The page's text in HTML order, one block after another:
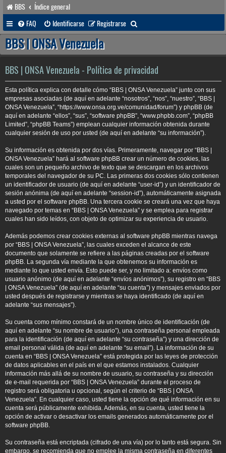
BBS
Índice general
FAQ
Identificarse Registrarse
u
a
r
BBS | ONSA Venezuela
BBS | ONSA Venezuela - Política de privacidad
Esta política explica con detalle cómo “BBS | ONSA Venezuela” junto con sus
empresas asociadas (de aquí en adelante “nosotros”, “nos”, “nuestro”, “BBS |
ONSA Venezuela”, “https://www.onsa.org.ve/comunidad/forum”) y phpBB (de
aquí en adelante “ellos”, “sus”, “software phpBB”, “www.phpbb.com”, “phpBB
Limited”, “phpBB Teams”) emplean cualquier información obtenida durante
cualquier sesión de uso por usted (de aquí en adelante “su información”).
Su información es obtenida por dos vías. Primeramente, navegar por “BBS |
ONSA Venezuela” hará al software phpBB crear un número de cookies, las
cuales son un pequeño archivo de texto que se descargan en los archivos
temporales del navegador de su PC. Las primeras dos cookies sólo contienen
un identificador de usuario (de aquí en adelante “user-id”) y un identificador de
sesión anónima (de aquí en adelante “session-id”), automáticamente asignada
a usted por el software phpBB. Una tercera cookie se creará una vez que haya
navegado por temas en “BBS | ONSA Venezuela” y se emplea para registrar
cuales han sido leídos, con objeto de optimizar su experiencia de usuario.
Además podemos crear cookies externas al software phpBB mientras navega
por “BBS | ONSA Venezuela”, las cuales exceden el alcance de este
documento que solamente se refiere a las páginas creadas por el software
phpBB. La segunda vía mediante la que obtenemos su información es
mediante lo que usted envía. Esto puede ser, y no limitado a: envíos como
usuario anónimo (de aquí en adelante “envíos anónimos”), su registro en “BBS
| ONSA Venezuela” (de aquí en adelante “su cuenta”) y mensajes enviados por
usted después de registrarse y mientras se haya identificado (de aquí en
adelante “sus mensajes”).
Su cuenta como mínimo constará de un nombre único de identificación (de
aquí en adelante “su nombre de usuario”), una contraseña personal empleada
para la identificación (de aquí en adelante “su contraseña”) y una dirección de
email personal válida (de aquí en adelante “su email”). La información de su
cuenta en “BBS | ONSA Venezuela” está protegida por las leyes de protección
de datos aplicables en el país en el que estamos instalados. Cualquier
información más allá de su nombre de usuario, su contraseña y su dirección
de e-mail requerida por “BBS | ONSA Venezuela” durante el proceso de
registro será obligatoria u opcional, según el criterio de “BBS | ONSA
Venezuela”. En cualquier caso, usted tiene la opción de qué información en su
cuenta será públicamente exhibida. Además, en su cuenta, usted tiene la
opción de activar o desactivar los emails generados automáticamente por el
software phpBB.
Su contraseña está encriptada (cifrado de una vía) por lo tanto está segura. Sin
embargo, se recomienda que no emplee la misma contraseña en diferentes